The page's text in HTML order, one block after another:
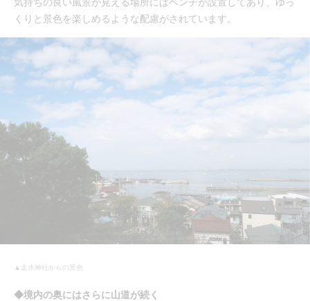
くりと景色を楽しめるような配慮がされています。
▲走水神社からの景色
◆境内の奥にはさらに山道が続く